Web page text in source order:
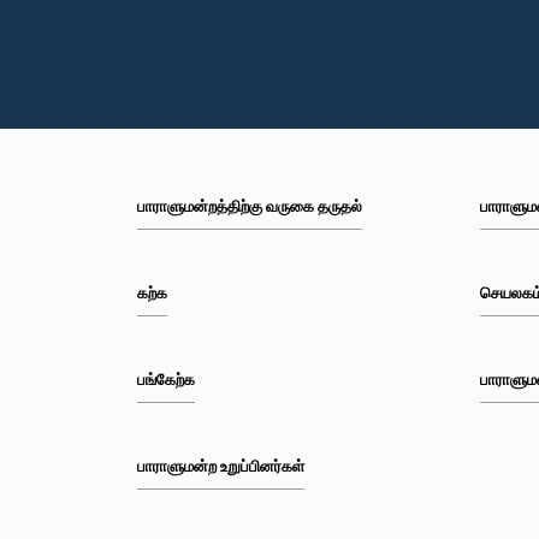
பாராளுமன்றத்திற்கு வருகை தருதல்
கற்க
பங்கேற்க
பாராளுமன்ற உறுப்பினர்கள்